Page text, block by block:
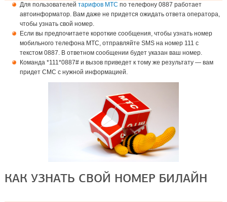
Для пользователей тарифов МТС по телефону 0887 работает
автоинформатор. Вам даже не придется ожидать ответа оператора,
чтобы узнать свой номер.
Если вы предпочитаете короткие сообщения, чтобы узнать номер
мобильного телефона МТС, отправляйте SMS на номер 111 с
текстом 0887. В ответном сообщении будет указан ваш номер.
Команда *111*0887# и вызов приведет к тому же результату — вам
придет СМС с нужной информацией.
КАК УЗНАТЬ СВОЙ НОМЕР БИЛАЙН